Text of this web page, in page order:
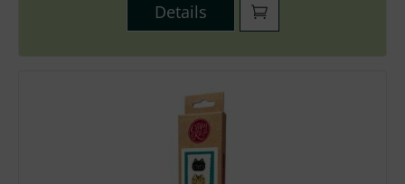
Details